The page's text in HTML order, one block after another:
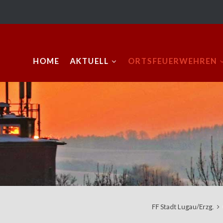
HOME AKTUELL ORTSFEUERWEHREN
FF Stadt Lugau/Erzg.